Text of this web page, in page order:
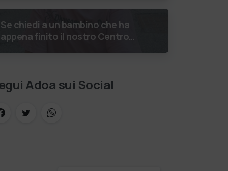
le relazioni nate e il
cambiamento generato. P…
Se chiedi a un bambino che ha
appena finito il nostro Centro
Adoa sui Social